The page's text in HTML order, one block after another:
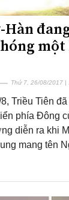
Hàn
Thứ 7, 26/08/2017 |
Triều Tiên
phía Đông
diễn ra khi
mang tên